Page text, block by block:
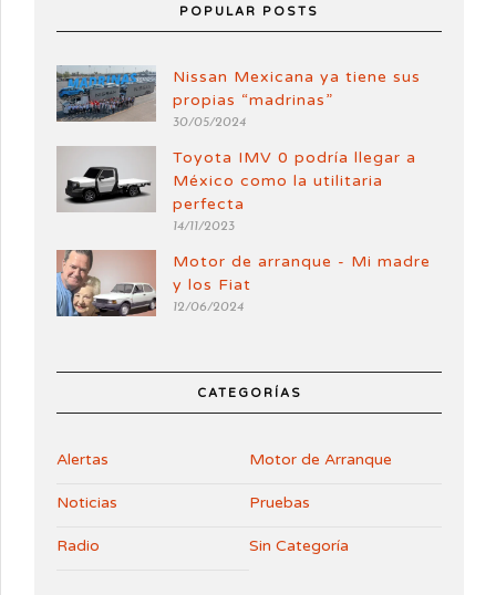
POPULAR POSTS
Nissan Mexicana ya tiene sus
propias “madrinas”
30/05/2024
Toyota IMV 0 podría llegar a
México como la utilitaria
perfecta
14/11/2023
Motor de arranque - Mi madre
y los Fiat
12/06/2024
CATEGORÍAS
Alertas Motor de Arranque
Noticias Pruebas
Radio Sin Categoría